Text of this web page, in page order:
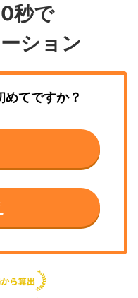
秒で
ション
めてですか？